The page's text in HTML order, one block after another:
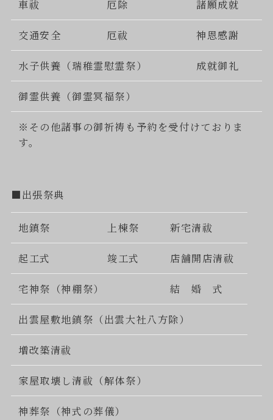
車祓 厄除 諸願成就
交通安全 厄祓 神恩感謝
水子供養（瑞稚霊慰霊祭） 成就御礼
御霊供養（御霊冥福祭）
※その他諸事の御祈祷も予約を受付けておりま
す。
■出張祭典
地鎮祭 上棟祭 新宅清祓
起工式 竣工式 店舗開店清祓
宅神祭（神棚祭） 結 婚 式
出雲屋敷地鎮祭（出雲大社八方除）
増改築清祓
家屋取壊し清祓（解体祭）
神葬祭（神式の葬儀）